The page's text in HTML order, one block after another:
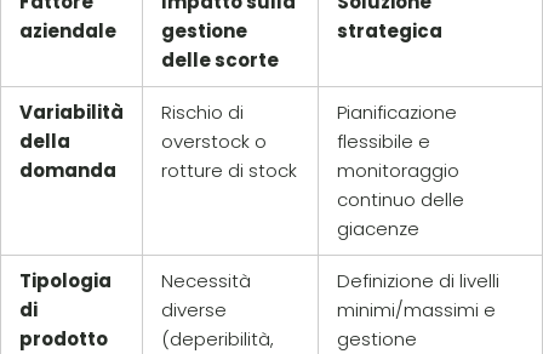
aziendale
gestione
delle scorte
strategica
Variabilità
della
domanda
Rischio di
overstock o
rotture di stock
Pianificazione
flessibile e
monitoraggio
continuo delle
giacenze
Tipologia
di
prodotto
Necessità
diverse
(deperibilità,
Definizione di livelli
minimi/massimi e
gestione